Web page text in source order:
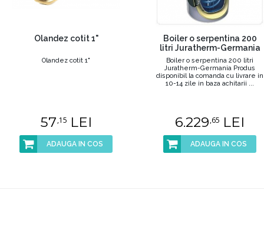
Olandez cotit 1"
Olandez cotit 1"
57,15LEI
ADAUGA IN COS
Boiler o serpentina 200
litri Juratherm-Germania
Boiler o serpentina 200 litri
Juratherm-Germania Produs
disponibil la comanda cu livrare in
10-14 zile in baza achitarii ...
6.229,65 LEI
ADAUGA IN COS